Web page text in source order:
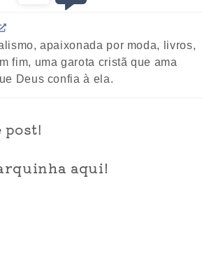
apaixonada por moda, livros,
fim, uma garota cristã que ama
Deus confia à ela.
post!
aqui!